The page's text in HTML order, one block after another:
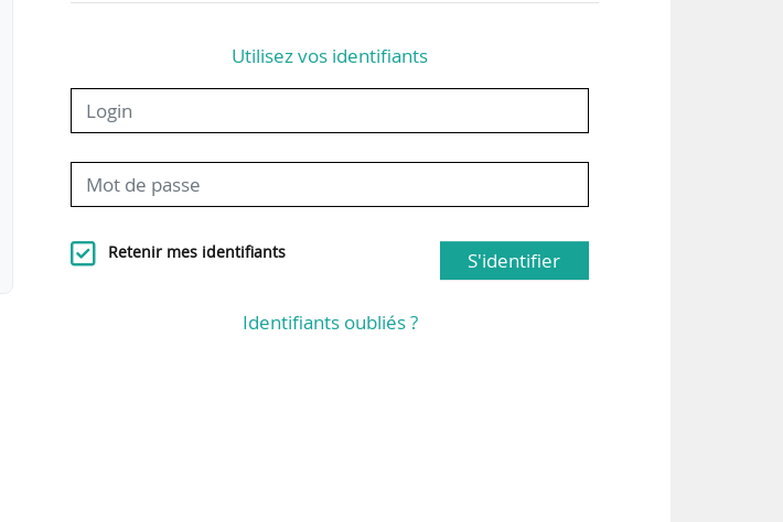
Utilisez vos identifiants
Retenir mes identifiants S'identifier
Identifiants oubliés ?